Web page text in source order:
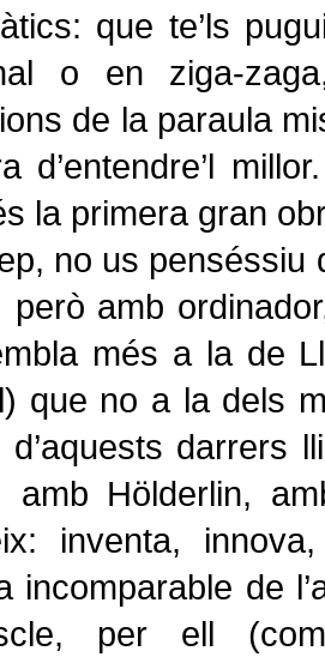
que te’ls
o en ziga-
de la paraula
d’entendre’l
la primera gran
no us
però amb
més a la de
que no a la dels
d’aquests darrers
amb Hölderlin,
inventa,
incomparable de
per ell